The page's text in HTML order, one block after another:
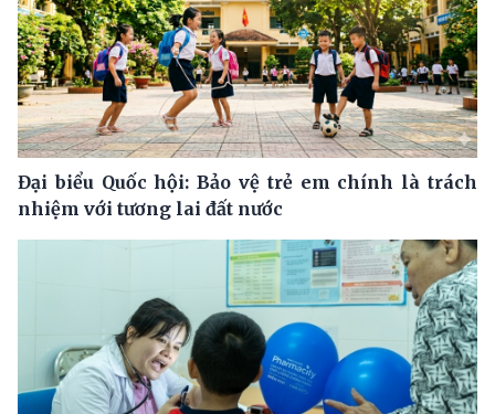
Đại biểu Quốc hội: Bảo vệ trẻ em chính là trách
nhiệm với tương lai đất nước